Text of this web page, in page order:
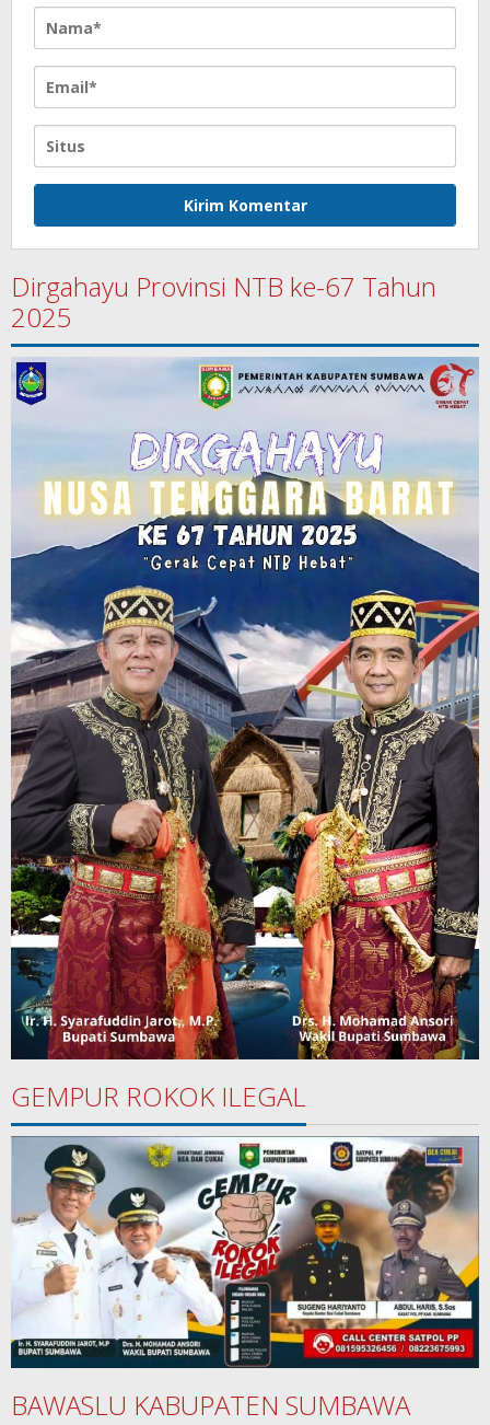
Dirgahayu Provinsi NTB ke-67 Tahun
2025
GEMPUR ROKOK ILEGAL
BAWASLU KABUPATEN SUMBAWA